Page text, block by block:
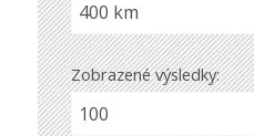
Zobrazené výsledky: